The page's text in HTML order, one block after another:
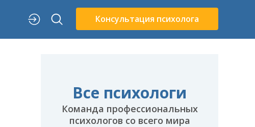
Консультация психолога
Все психологи
Команда профессиональных
психологов со всего мира